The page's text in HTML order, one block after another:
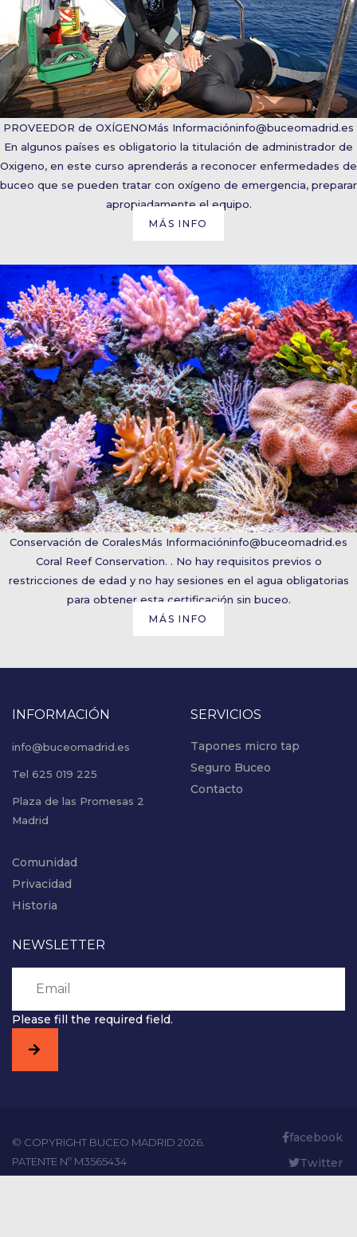
PROVEEDOR de OXÍGENOMás Informacióninfo@buceomadrid.es
En algunos países es obligatorio la titulación de administrador de
Oxigeno, en este curso aprenderás a reconocer enfermedades de
buceo que se pueden tratar con oxígeno de emergencia, preparar
apropiadamente el equipo.
MÁS INFO
Conservación de CoralesMás Informacióninfo@buceomadrid.es
Coral Reef Conservation. . No hay requisitos previos o
restricciones de edad y no hay sesiones en el agua obligatorias
para obtener esta certificación sin buceo.
MÁS INFO
INFORMACIÓN
info@buceomadrid.es
Tel 625 019 225
Plaza de las Promesas 2
Madrid
SERVICIOS
Tapones micro tap
Seguro Buceo
Contacto
Comunidad
Privacidad
Historia
NEWSLETTER
Please fill the required field.
© COPYRIGHT BUCEO MADRID 2026.
PATENTE Nº M3565434
facebook
Twitter